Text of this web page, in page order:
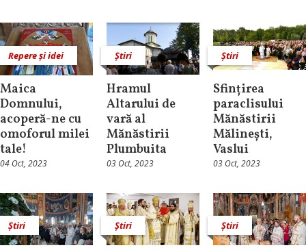
Repere și idei
Maica
Domnului,
acoperă-ne cu
omoforul milei
tale!
04 Oct, 2023
Știri
Hramul
Altarului de
vară al
Mănăstirii
Plumbuita
03 Oct, 2023
Știri
Sfințirea
paraclisului
Mănăstirii
Mălinești,
Vaslui
03 Oct, 2023
Știri Știri Știri